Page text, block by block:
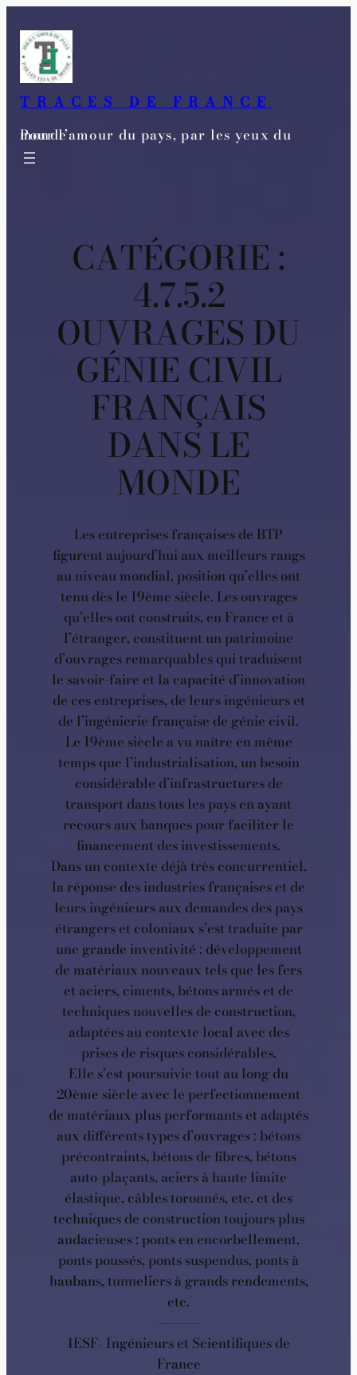
contenu
TRACES DE FRANCE
Pour l’amour du pays, par les yeux du monde
CATÉGORIE :
4.7.5.2
OUVRAGES DU
GÉNIE CIVIL
FRANÇAIS
DANS LE
MONDE
Les entreprises françaises de BTP
figurent aujourd’hui aux meilleurs rangs
au niveau mondial, position qu’elles ont
tenu dès le 19ème siècle. Les ouvrages
qu’elles ont construits, en France et à
l’étranger, constituent un patrimoine
d’ouvrages remarquables qui traduisent
le savoir-faire et la capacité d’innovation
de ces entreprises, de leurs ingénieurs et
de l’ingénierie française de génie civil.
Le 19ème siècle a vu naître en même
temps que l’industrialisation, un besoin
considérable d’infrastructures de
transport dans tous les pays en ayant
recours aux banques pour faciliter le
financement des investissements.
Dans un contexte déjà très concurrentiel,
la réponse des industries françaises et de
leurs ingénieurs aux demandes des pays
étrangers et coloniaux s’est traduite par
une grande inventivité : développement
de matériaux nouveaux tels que les fers
et aciers, ciments, bétons armés et de
techniques nouvelles de construction,
adaptées au contexte local avec des
prises de risques considérables.
Elle s’est poursuivie tout au long du
20ème siècle avec le perfectionnement
de matériaux plus performants et adaptés
aux différents types d’ouvrages : bétons
précontraints, bétons de fibres, bétons
auto-plaçants, aciers à haute limite
élastique, câbles toronnés, etc. et des
techniques de construction toujours plus
audacieuses : ponts en encorbellement,
ponts poussés, ponts suspendus, ponts à
haubans, tunneliers à grands rendements,
etc.
————
IESF- Ingénieurs et Scientifiques de
France